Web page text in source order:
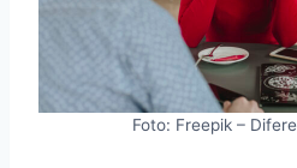
Foto: Freepik –